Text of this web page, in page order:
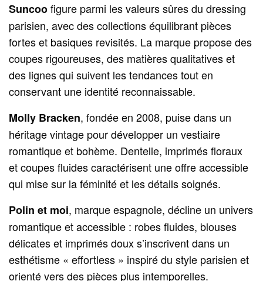
Suncoofigure parmi les valeurs sûres du dressing
parisien, avec des collections équilibrant pièces
fortes et basiques revisités. La marque propose des
coupes rigoureuses, des matières qualitatives et
des lignes qui suivent les tendances tout en
conservant une identité reconnaissable.
Molly Bracken, fondée en 2008, puise dans un
héritage vintage pour développer un vestiaire
romantique et bohème. Dentelle, imprimés floraux
et coupes fluides caractérisent une offre accessible
qui mise sur la féminité et les détails soignés.
Polin et moi, marque espagnole, décline un univers
romantique et accessible : robes fluides, blouses
délicates et imprimés doux s’inscrivent dans un
esthétisme « effortless » inspiré du style parisien et
orienté vers des pièces plus intemporelles.